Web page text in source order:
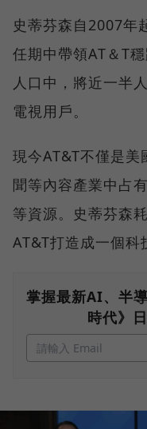
史蒂芬森自2007年
任期中帶領AT＆T
人口中，將近一半
電視用戶。
現今AT&T不僅是美
聞等內容產業中占
等資源。史蒂芬森
AT&T打造成一個科
掌握最新AI、半
時代》